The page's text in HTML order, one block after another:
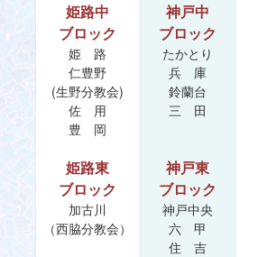
姫路中
ブロック
神戸中
ブロック
姫 路 たかとり
仁豊野
兵 庫
(生野分教会)
鈴蘭台
佐 用
三 田
豊 岡
姫路東
ブロック
神戸東
ブロック
加古川 神戸中央
（西脇分教会）
六 甲
住 吉